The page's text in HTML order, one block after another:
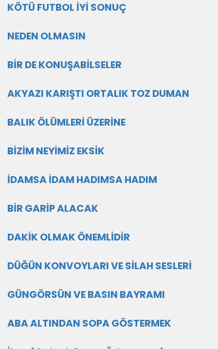
KÖTÜ FUTBOL İYİ SONUÇ
NEDEN OLMASIN
BİR DE KONUŞABİLSELER
AKYAZI KARIŞTI ORTALIK TOZ DUMAN
BALIK ÖLÜMLERİ ÜZERİNE
BİZİM NEYİMİZ EKSİK
İDAMSA İDAM HADIMSA HADIM
BİR GARİP ALACAK
DAKİK OLMAK ÖNEMLİDİR
DÜĞÜN KONVOYLARI VE SİLAH SESLERİ
GÜNGÖRSÜN VE BASIN BAYRAMI
ABA ALTINDAN SOPA GÖSTERMEK